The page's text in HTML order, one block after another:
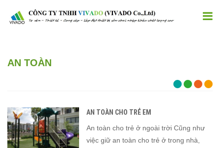
AN TOÀN
AN TOÀN CHO TRẺ EM
An toàn cho trẻ ở ngoài trời Cũng như
việc giữ an toàn cho trẻ ở trong nhà,